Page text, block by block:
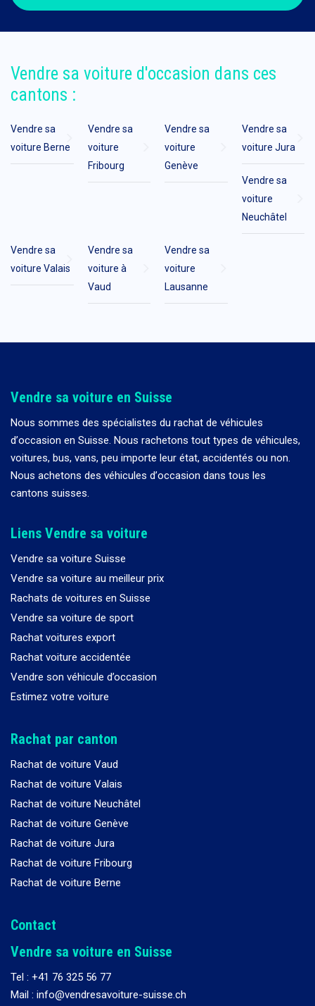
Vendre sa voiture d'occasion dans ces
cantons :
Vendre sa
voiture Berne
Vendre sa
voiture
Fribourg
Vendre sa
voiture
Genève
Vendre sa
voiture Jura
Vendre sa
voiture
Neuchâtel
Vendre sa
voiture Valais
Vendre sa
voiture à
Vaud
Vendre sa
voiture
Lausanne
Vendre sa voiture en Suisse
Nous sommes des spécialistes du rachat de véhicules
d’occasion en Suisse. Nous rachetons tout types de véhicules,
voitures, bus, vans, peu importe leur état, accidentés ou non.
Nous achetons des véhicules d’occasion dans tous les
cantons suisses.
Liens Vendre sa voiture
Vendre sa voiture Suisse
Vendre sa voiture au meilleur prix
Rachats de voitures en Suisse
Vendre sa voiture de sport
Rachat voitures export
Rachat voiture accidentée
Vendre son véhicule d’occasion
Estimez votre voiture
Rachat par canton
Rachat de voiture Vaud
Rachat de voiture Valais
Rachat de voiture Neuchâtel
Rachat de voiture Genève
Rachat de voiture Jura
Rachat de voiture Fribourg
Rachat de voiture Berne
Contact
Vendre sa voiture en Suisse
Tel : +41 76 325 56 77
Mail : info@vendresavoiture-suisse.ch